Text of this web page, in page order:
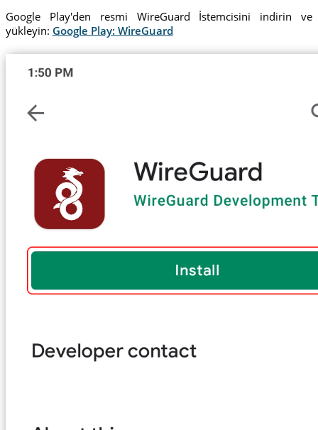
Google Play'den resmi WireGuard İstemcisini indirin ve
yükleyin: Google Play: WireGuard